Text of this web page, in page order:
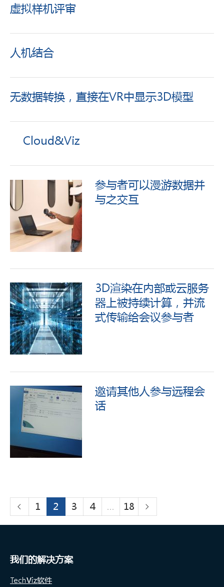
虚拟样机评审
人机结合
无数据转换，直接在VR中显示3D模型
Cloud&Viz
参与者可以漫游数据并
与之交互
3D渲染在内部或云服务
器上被持续计算，并流
式传输给会议参与者
邀请其他人参与远程会
话
1 2 3 4 … 18
我们的解决方案
TechViz软件